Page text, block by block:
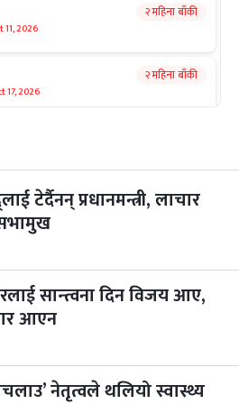
11, 2026
२ महिना बाँकी
17, 2026
२ महिना बाँकी
20, 2026
२ महिना बाँकी
21, 2026
३ महिना बाँकी
टेर्दैनन् प्रधानमन्त्री, लाचार
सान्त्वना दिन विजय आए,
आएन
नेतृत्वले थलियो स्वास्थ्य